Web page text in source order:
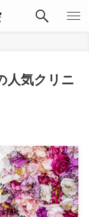
人気クリニ